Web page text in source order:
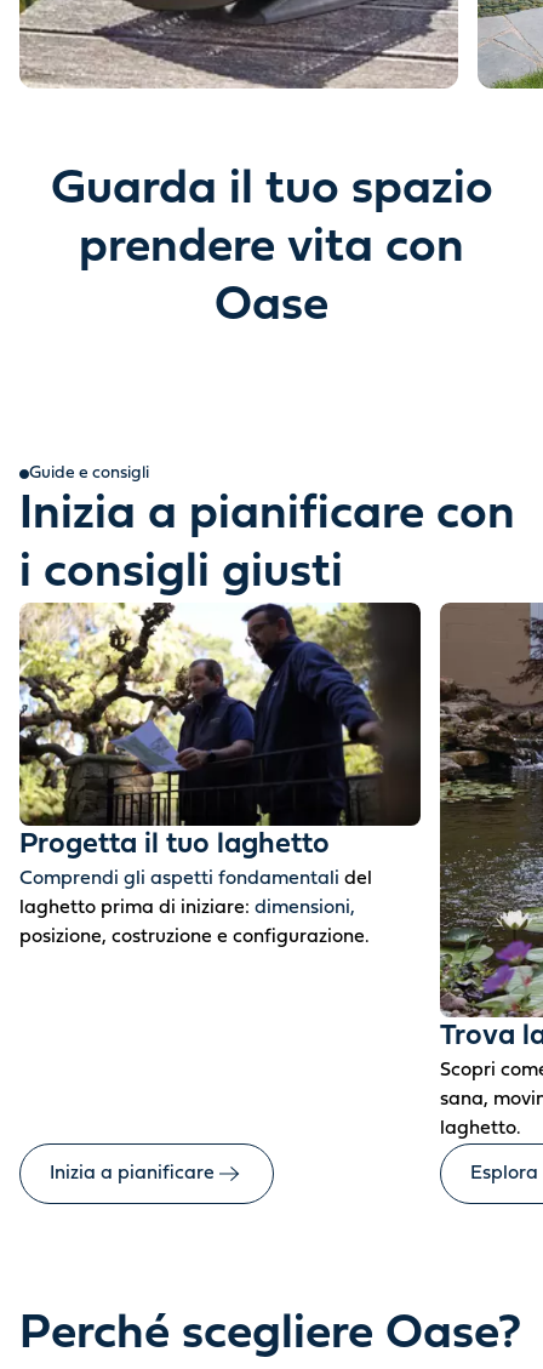
Guarda il tuo spazio
prendere vita con
Oase
Guide e consigli
Inizia a pianificare con
i consigli giusti
Progetta il tuo laghetto
Comprendi gli aspetti fondamentali del
laghetto prima di iniziare: dimensioni,
posizione, costruzione e configurazione.
Inizia a pianificare
Trova
Scopri
sana,
laghetto.
Perché scegliere Oase?